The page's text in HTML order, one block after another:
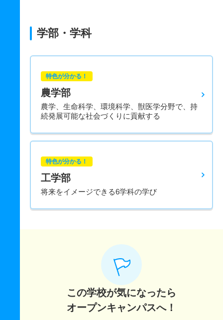
学部・学科
特色が分かる！
農学部
農学、生命科学、環境科学、獣医学分野で、持
続発展可能な社会づくりに貢献する
特色が分かる！
工学部
将来をイメージできる6学科の学び
この学校が気になったら
オープンキャンパスへ！